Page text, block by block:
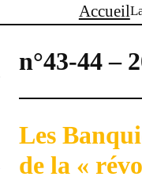
Accueil
n°43-44 –
Les
de la «